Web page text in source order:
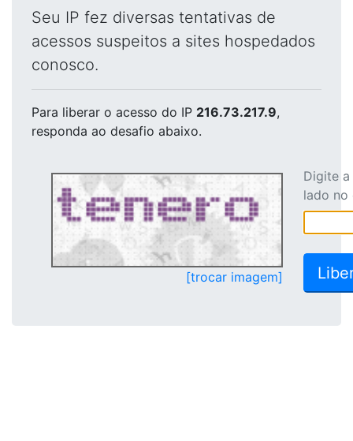
Seu IP fez diversas tentativas de
acessos suspeitos a sites hospedados
conosco.
Para liberar o acesso do IP 216.73.217.9,
responda ao desafio abaixo.
[trocar imagem]
Digite
lado no